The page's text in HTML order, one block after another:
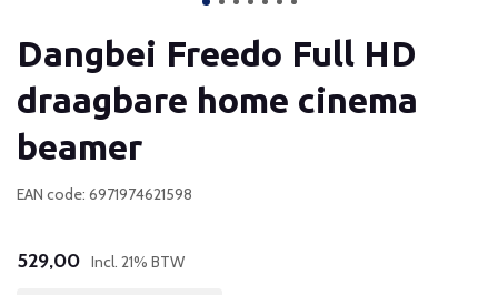
Dangbei Freedo Full HD
draagbare home cinema
beamer
EAN code: 6971974621598
529,00 Incl. 21% BTW